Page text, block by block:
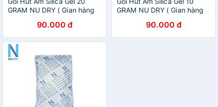
GRAM NU DRY ( Gian hàng
ảnh túi xách quần áo giày
dép nhà kho đóng túi 1kg
90.000 đ
GRAM NU DRY ( Gian hàng
ảnh túi xách quần áo giày
dép nhà kho đóng túi 1kg
90.000 đ